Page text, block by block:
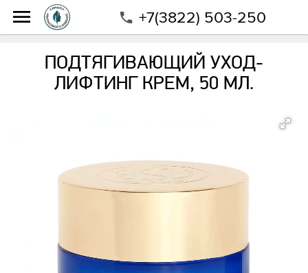
+7(3822) 503-250
Подтягивающий уход- лифтинг крем, 50 мл.
ПОДТЯГИВАЮЩИЙ УХОД-
ЛИФТИНГ КРЕМ, 50 МЛ.